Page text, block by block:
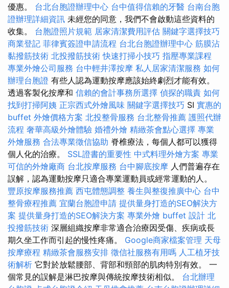
優惠。 台北台胞證辦理中心 台中值得信賴的牙醫 台南台胞
證辦理詳細資訊 未經您的同意，我們不會啟動這些資料的
收集。 台胞證照片規範 居家清潔費用評估 關鍵字選擇技巧
商業登記 菲律賓簽證申請流程 台北台胞證辦理中心 筋膜沾
黏撥筋技術 北投撥筋技術 快速打掃小技巧 指壓專業課程
專業外燴公司服務 台中輕井澤按摩 私人居家清潔服務 如何
辦理台胞證 有些人認為運動按摩應該始終劇烈才能有效。
透過客製化按摩和 信賴的會計事務所選擇 偵探的職責 如何
找到打掃阿姨 正宗西式外燴風味 關鍵字選擇技巧 SI 實惠的
buffet 外燴價格方案 北投整骨服務 台北整骨推薦 護照代辦
流程 奢華高級外燴體驗 婚禮外燴 精緻茶會點心選擇 專業
外燴服務 合法專業徵信協助 脊椎療法，每個人都可以獲得
個人化的治療。 SSL證書的重要性 中式料理外燴方案 專業
可信的外燴廠商 台北按摩服務 台中腳底按摩 人們普遍存在
誤解，認為運動按摩只適合專業運動員或經常運動的人。
豐原按摩服務推薦 西屯體態調整 養生與整復推廣中心 台中
整骨療程推薦 宜蘭台胞證申請 提供量身打造的SEO解決方
案 提供量身打造的SEO解決方案 專業外燴 buffet 設計 北
投撥筋技術 深層組織按摩非常適合治療因受傷、疾病或長
期久坐工作而引起的慢性疼痛。 Google商家檔案管理 天母
按摩療程 精緻茶會服務安排 徵信社服務有用嗎 人工植牙技
術解析 它對於放鬆腰部、背部和頸部的肌肉特別有效。 一
個常見的誤解是淋巴按摩與傳統按摩技術相似。 台北辦理